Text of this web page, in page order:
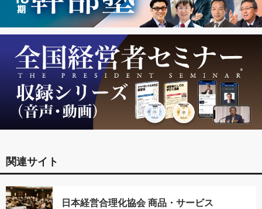
関連サイト
日本経営合理化協会 商品・サービス